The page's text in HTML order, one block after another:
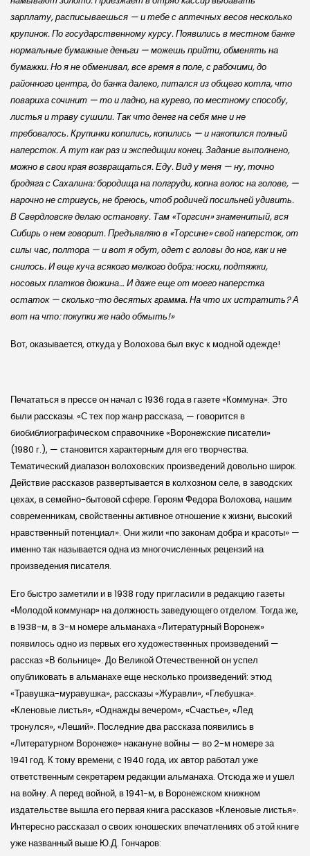
зарплату, расписываешься — и тебе с аптечных весов несколько
крупинок. По государственному курсу. Появились в местном банке
нормальные бумажные деньги — можешь прийти, обменять на
бумажки. Но я не обменивал, все время в поле, с рабочими, до
районного центра, до банка далеко, питался из общего котла, что
повариха сочинит — то и ладно, на курево, по местному способу,
листья и траву сушили. Так что денег на себя мне и не
требовалось. Крупинки копились, копились — и накопился полный
наперсток. А тут как раз и экспедиции конец. Задание выполнено,
можно в свои края возвращаться. Еду. Вид у меня — ну, точно
бродяга с Сахалина: бородища на полгруди, копна волос на голове, —
нарочно не стригусь, не бреюсь, чтоб родичей посильней удивить.
В Свердловске делаю остановку. Там «Торгсин» знаменитый, вся
Сибирь о нем говорит. Предъявляю в «Торсине» свой наперсток, от
силы час, полтора — и вот я обут, одет с головы до ног, как и не
снилось. И еще куча всякого мелкого добра: носки, подтяжки,
носовых платков дюжина… И даже еще от моего наперст­ка
остаток — сколько-то десятых грамма. На что их истратить? А
вот на что: покупки же надо обмыть!»
Вот, оказывается, откуда у Волохова был вкус к модной одежде!
Печататься в прессе он начал с 1936 года в газете «Коммуна». Это
были рассказы. «С тех пор жанр рассказа, — говорится в
биобиблиографическом справочнике «Воронежские писатели»
(1980 г.), — становится характерным для его творчества.
Тематический диапазон волоховских произведений довольно широк.
Действие рассказов развертывается в колхозном селе, в заводских
цехах, в семейно-бытовой сфере. Героям Федора Волохова, нашим
современникам, свойственны активное отношение к жизни, высокий
нравственный потенциал». Они жили «по законам добра и красоты» —
именно так называется одна из многочисленных рецензий на
произведения писателя.
Его быстро заметили и в 1938 году пригласили в редакцию газеты
«Молодой коммунар» на должность заведующего отделом. Тогда же,
в 1938-м, в 3-м номере альманаха «Литературный Воронеж»
появилось одно из первых его художественных произведений —
рассказ «В больнице». До Великой Отечественной он успел
опубликовать в альманахе еще несколько произведений: этюд
«Травушка-муравушка», рассказы «Журавли», «Глебушка».
«Кленовые листья», «Однажды вечером», «Счастье», «Лед
тронулся», «Леший». Последние два рассказа появились в
«Литературном Воронеже» накануне войны — во 2-м номере за
1941 год. К тому времени, с 1940 года, их автор работал уже
ответственным секретарем редакции альманаха. Отсюда же и ушел
на войну. А перед войной, в 1941-м, в Воронежском книжном
издательстве вышла его первая книга рассказов «Кленовые листья».
Интересно рассказал о своих юношеских впечатлениях об этой книге
уже названный выше Ю.Д. Гончаров: